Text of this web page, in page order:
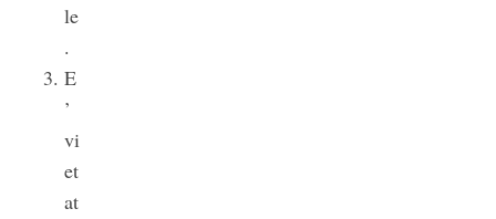
le
.
E
’
vi
et
at